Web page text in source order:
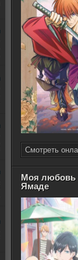
Смотреть
Моя любовь
Ямаде